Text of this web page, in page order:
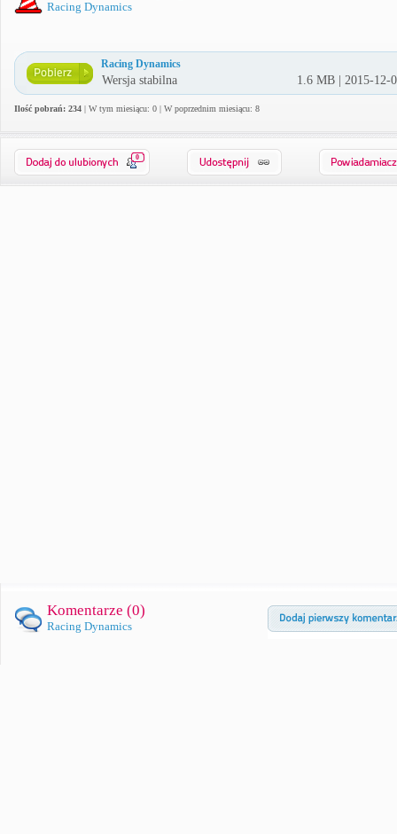
Racing Dynamics
Racing Dynamics
Wersja stabilna 1.6 MB | 2015-12-
Ilość pobrań: 234 | W tym miesiącu: 0 | W poprzednim miesiącu: 8
0
Komentarze (0)
Racing Dynamics